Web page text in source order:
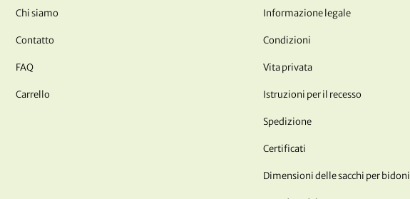
Chi siamo
Contatto
FAQ
Carrello
Informazione legale
Condizioni
Vita privata
Istruzioni per il recesso
Spedizione
Certificati
Dimensioni delle sacchi per bidoni